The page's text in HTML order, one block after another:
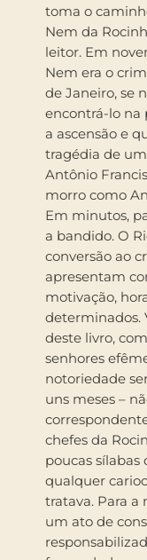
toma o
Nem da
leitor. Em
Nem era o
de Janeiro, se
encontrá-lo na
a ascensão e
tragédia de
Antônio
morro como
Em minutos,
a bandido. O
conversão ao
apresentam
motivação,
determinados.
deste livro,
senhores
notoriedade
uns meses –
chefes da
poucas sílabas
qualquer
tratava. Para a
um ato de